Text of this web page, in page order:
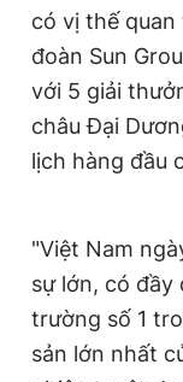
có vị thế
đoàn Sun
với 5 giải
châu Đại
lịch hàng đầu
"Việt Nam
sự lớn, có
trường số 1
sản lớn nhất